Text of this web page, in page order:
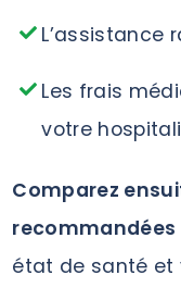
L’assistance
Les frais
votre
Comparez
recommandées
état de santé et